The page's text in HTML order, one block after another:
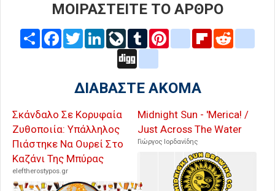
ΜΟΙΡΑΣΤΕΙΤΕ ΤΟ ΑΡΘΡΟ
Share FacebookTwitterLinkedInLiveJournal
Tumblr Pinterestblogger_post
Flipboard
ΔΙΑΒΑΣΤΕ ΑΚΟΜΑ
Σκάνδαλο Σε Κορυφαία
Ζυθοποιία: Υπάλληλος
Πιάστηκε Να Ουρεί Στο
Καζάνι Της Μπύρας
eleftherostypos.gr
Midnight Sun - 'Merica! /
Just Across The Water
Γιώργος Ιορδανίδης